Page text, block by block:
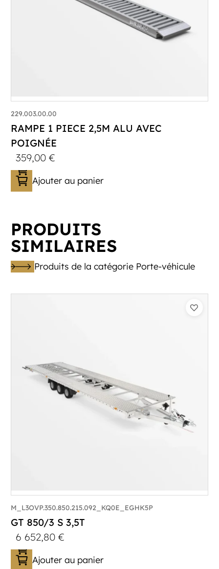
229.003.00.00
RAMPE 1 PIECE 2,5M ALU AVEC
POIGNÉE
359,00€
Ajouter au panier
PRODUITS
SIMILAIRES
Produits de la catégorie Porte-véhicule
M_L3OVP.350.850.215.092_KQ0E_EGHK5P
GT 850/3 S 3,5T
6 652,80€
Ajouter au panier